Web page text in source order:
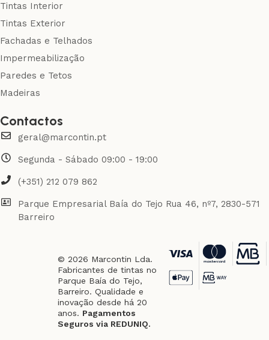
© 2026 Marcontin Lda.
Fabricantes de tintas no
Parque Baía do Tejo,
Barreiro. Qualidade e
inovação desde há 20
anos. Pagamentos
Seguros via REDUNIQ.
Tintas Interior
Tintas Exterior
Fachadas e Telhados
Impermeabilização
Paredes e Tetos
Madeiras
Contactos
geral@marcontin.pt
Segunda - Sábado 09:00 - 19:00
(+351) 212 079 862
Parque Empresarial Baía do Tejo Rua 46, nº7, 2830-571
Barreiro